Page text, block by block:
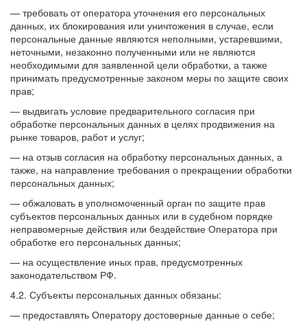
— требовать от оператора уточнения его персональных
данных, их блокирования или уничтожения в случае, если
персональные данные являются неполными, устаревшими,
неточными, незаконно полученными или не являются
необходимыми для заявленной цели обработки, а также
принимать предусмотренные законом меры по защите своих
прав;
— выдвигать условие предварительного согласия при
обработке персональных данных в целях продвижения на
рынке товаров, работ и услуг;
— на отзыв согласия на обработку персональных данных, а
также, на направление требования о прекращении обработки
персональных данных;
— обжаловать в уполномоченный орган по защите прав
субъектов персональных данных или в судебном порядке
неправомерные действия или бездействие Оператора при
обработке его персональных данных;
— на осуществление иных прав, предусмотренных
законодательством РФ.
4.2. Субъекты персональных данных обязаны:
— предоставлять Оператору достоверные данные о себе;